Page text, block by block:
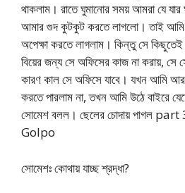
থাকলাম। রাতে ঘুমানোর সময় আমরা যে
আমার গুদ কুটকুট করতে লাগলো। তাই আমি
অপেক্ষা করতে লাগলাম। কিন্তু সে
বিয়ের জন্য সে অফিসের কাজ না করায়,
কারণ কাল সে অফিসে যাবে। যখন আমি
করতে পারলাম না, তখন আমি উঠে বাইরে
সোমেশ বলল। ছেলের চোদায় পাগল
Golpo
সোমেশঃ কোথায় যাচ্ছ শ্রদ্ধা?